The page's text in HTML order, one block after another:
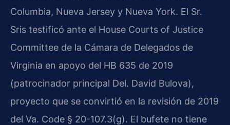
Columbia, Nueva Jersey y Nueva York. El Sr.
Sris testificó ante el House Courts of Justice
Committee de la Cámara de Delegados de
Virginia en apoyo del HB 635 de 2019
(patrocinador principal Del. David Bulova),
proyecto que se convirtió en la revisión de 2019
del Va. Code § 20-107.3(g). El bufete no tiene